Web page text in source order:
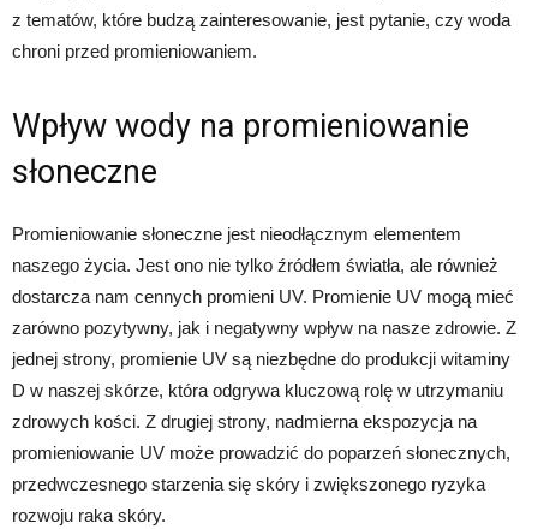
z tematów, które budzą zainteresowanie, jest pytanie, czy woda
chroni przed promieniowaniem.
Wpływ wody na promieniowanie
słoneczne
Promieniowanie słoneczne jest nieodłącznym elementem
naszego życia. Jest ono nie tylko źródłem światła, ale również
dostarcza nam cennych promieni UV. Promienie UV mogą mieć
zarówno pozytywny, jak i negatywny wpływ na nasze zdrowie. Z
jednej strony, promienie UV są niezbędne do produkcji witaminy
D w naszej skórze, która odgrywa kluczową rolę w utrzymaniu
zdrowych kości. Z drugiej strony, nadmierna ekspozycja na
promieniowanie UV może prowadzić do poparzeń słonecznych,
przedwczesnego starzenia się skóry i zwiększonego ryzyka
rozwoju raka skóry.